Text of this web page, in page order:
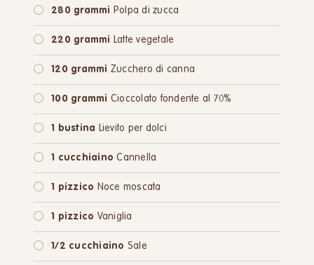
280 grammi Polpa di zucca
220 grammi Latte vegetale
120 grammi Zucchero di canna
100 grammi Cioccolato fondente al 70%
1 bustina Lievito per dolci
1 cucchiaino Cannella
1 pizzico Noce moscata
1 pizzico Vaniglia
1/2 cucchiaino Sale